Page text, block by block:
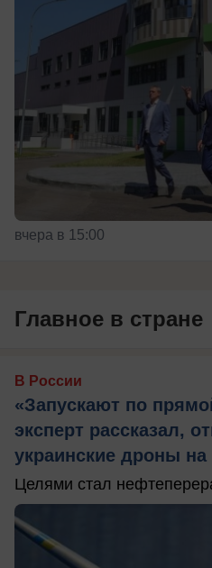
вчера в 15:00
Главное в стране
В России
«Запускают по
эксперт рассказал,
украинские дроны
Целями стал